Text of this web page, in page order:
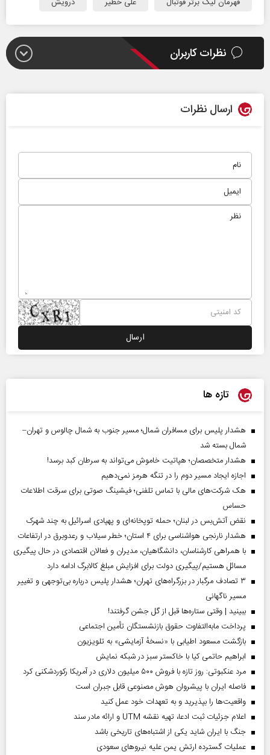
نظرات کاربران
ارسال نظرات
تازه ها
هشدار پلیس برای مسافران شمال؛ مسیر جنوب به شمال چالوس و تهران–
شمال بسته شد
هشدار متخصصان؛ هپاتیت خاموش می‌تواند به سرطان کبد برسد!
اجازه ایجاد مسیر دوم را در تنگه هرمز نمی‌دهیم
هک شرکت‌های مالی با تماس تلفنی؛ فیشینگ صوتی برای سرقت اطلاعات
حساس
نقض آتش‌بس در لبنان؛ حمله توپخانه‌ای و پهپادی اسرائیل به چند شهرک
هشدار نارنجی هواشناسی برای ۴ استان؛ خطر سیلاب و رعدوبرق در ارتفاعات
با همراهی کارشناسان، دانشگاهیان، مدیران و فعالان اقتصادی در حال پیگیری
مسائل هستیم/پیگیری دولت برای افزایش مبلغ کالابرگ ادامه دارد
۳ تصادف مرگبار در بزرگراه‌های تهران؛ هشدار پلیس درباره بی‌توجهی و تغییر
مسیر ناگهانی
ببینید | وقتی ستاره‌ها قبل از گل جشن گرفتند!
پرداخت مابه‌التفاوت حقوق بازنشستگان تأمین اجتماعی
بازگشت مسعود اطیابی با «نسخهٔ آزمایشی» به تلویزیون
ابراهیم حاتمی کیا با خاکستر سبز در شبکه نمایش
مرد عنکبوتی: روز تازه با فروش ۵۰۰ میلیون دلاری در آمریکا رکوردشکنی کرد
فاصله ایران با پیشرو‌ان هوش مصنوعی قابل جبران است
واقعیت‌ها را بپذیرید و به تعهدات خود عمل کنید
اعلام جزئیات ثبت ادعا، تهیه نقشه UTM و ارائه مادر سند
جنگ با ایران شاید یکی از اشتباه‌های تاریخی باشد
عملیات گسترده ارتش یمن علیه نیروهای سعودی